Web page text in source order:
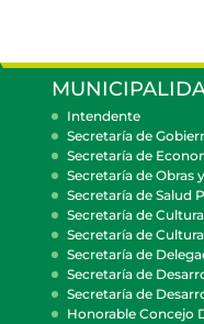
Intendente
Secretaría de
Secretaría de
Secretaría de Obras
Secretaría de Salud
Secretaría de
Secretaría de Cultura
Secretaría de
Secretaría de
Secretaría de
Honorable Concejo